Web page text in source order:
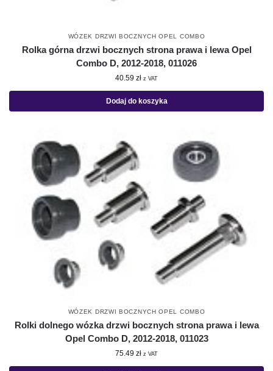
WÓZEK DRZWI BOCZNYCH OPEL COMBO
Rolka górna drzwi bocznych strona prawa i lewa Opel
Combo D, 2012-2018, 011026
40.59 zł z VAT
Dodaj do koszyka
WÓZEK DRZWI BOCZNYCH OPEL COMBO
Rolki dolnego wózka drzwi bocznych strona prawa i lewa
Opel Combo D, 2012-2018, 011023
75.49 zł z VAT